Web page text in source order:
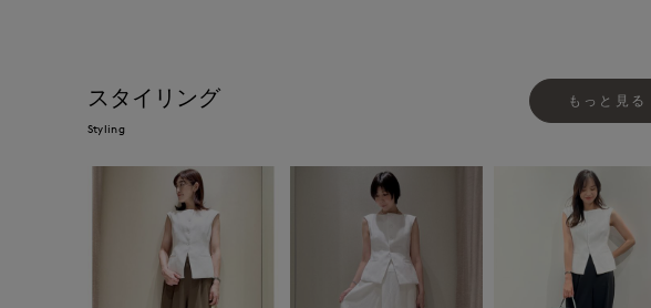
スタイリング
Styling
もっと見る